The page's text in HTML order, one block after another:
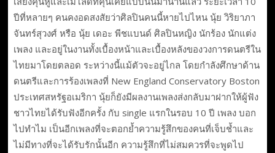
ปีที่หลายๆ คนคงอดสงสัยว่าศิลปินคนนี้หายไปไหน นุ้ย วิริยาภา
จันทร์สุวงศ์ หรือ นุ้ย เดอะ พีชแบนด์ ศิลปินหญิง นักร้อง นักแต่ง
เพลง และอยู่ในงานทั้งเบื้องหน้าและเบื้องหลังของวงการดนตรีใน
ไทยมาโดยตลอด ระหว่างนี้แม้ตัวจะอยู่ไกล โดยกำลังศึกษาด้าน
ดนตรีและการร้องเพลงที่ New England Conservatory Boston
ประเทศสหรัฐอเมริกา นุ้ยก็ยังมีผลงานเพลงส่งกลับมาฝากให้ผู้ฟัง
ชาวไทยได้รับฟังอีกครั้ง กับ single แรกในรอบ 10 ปี เพลง บอก
ไปทำไม เป็นอีกเพลงที่จะตอกย้ำความรู้สึกของคนที่เจ็บช้ำและ
ไม่มีทางที่จะได้รับรักนั้นอีก ความรู้สึกที่ไม่สมควรที่จะพูดไป